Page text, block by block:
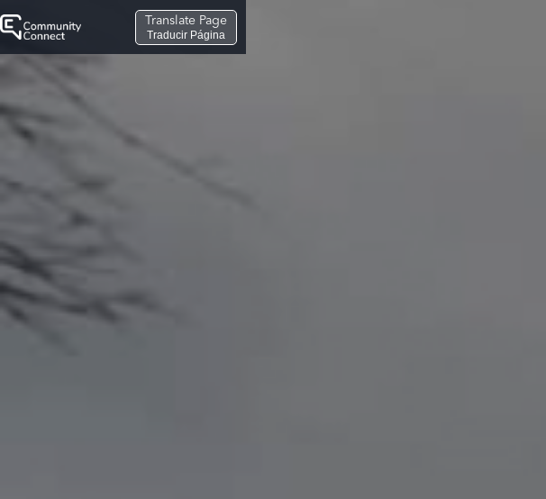
Translate Page
Traducir Página